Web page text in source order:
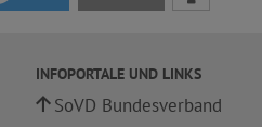
INFOPORTALE UND LINKS
SoVD Bundesverband